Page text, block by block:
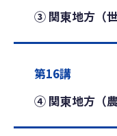
③ 関東地方（
第16講
④ 関東地方（農